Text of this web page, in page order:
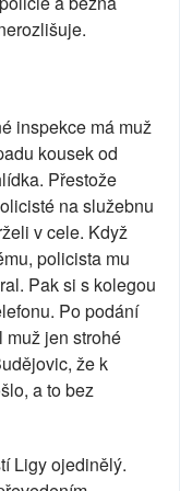
inspekce má muž
kousek od
Přestože
na služebnu
v cele. Když
policista mu
Pak si s kolegou
Po podání
muž jen strohé
že k
a to bez
Ligy ojedinělý.